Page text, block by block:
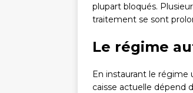
plupart bloqués.
traitement se sont
Le régime
En instaurant le régime
caisse actuelle dépend